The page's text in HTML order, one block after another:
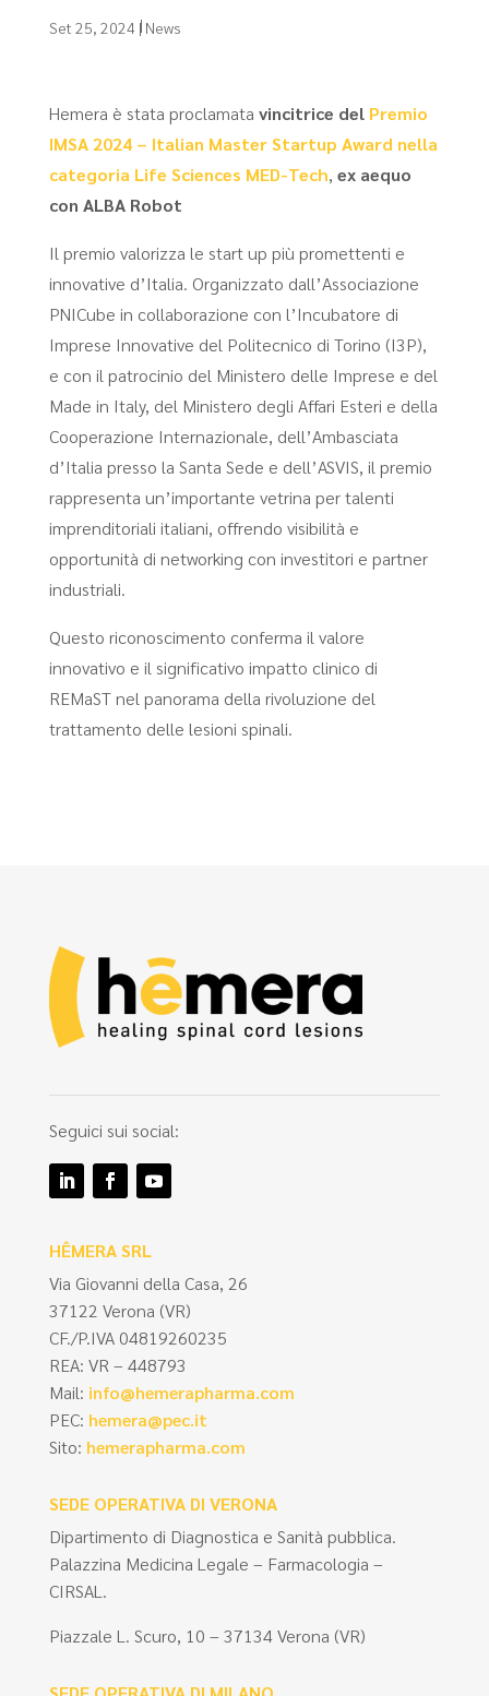
Set 25, 2024 | News
Hemera è stata proclamata vincitrice del Premio
IMSA 2024 – Italian Master Startup Award nella
categoria Life Sciences MED-Tech, ex aequo
con ALBA Robot
Il premio valorizza le start up più promettenti e
innovative d’Italia. Organizzato dall’Associazione
PNICube in collaborazione con l’Incubatore di
Imprese Innovative del Politecnico di Torino (I3P),
e con il patrocinio del Ministero delle Imprese e del
Made in Italy, del Ministero degli Affari Esteri e della
Cooperazione Internazionale, dell’Ambasciata
d’Italia presso la Santa Sede e dell’ASVIS, il premio
rappresenta un’importante vetrina per talenti
imprenditoriali italiani, offrendo visibilità e
opportunità di networking con investitori e partner
industriali.
Questo riconoscimento conferma il valore
innovativo e il significativo impatto clinico di
REMaST nel panorama della rivoluzione del
trattamento delle lesioni spinali.
Seguici sui social:
HÊMERA SRL
Via Giovanni della Casa, 26
37122 Verona (VR)
CF./P.IVA 04819260235
REA: VR – 448793
Mail: info@hemerapharma.com
PEC: hemera@pec.it
Sito: hemerapharma.com
SEDE OPERATIVA DI VERONA
Dipartimento di Diagnostica e Sanità pubblica.
Palazzina Medicina Legale – Farmacologia –
CIRSAL.
Piazzale L. Scuro, 10 – 37134 Verona (VR)